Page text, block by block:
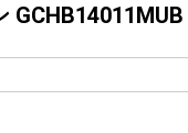
天井カセット2方向
天井カセット1方向
GCHB14011MUB